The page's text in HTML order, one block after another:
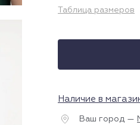
Таблица размеров
Наличие в
Ваш город —